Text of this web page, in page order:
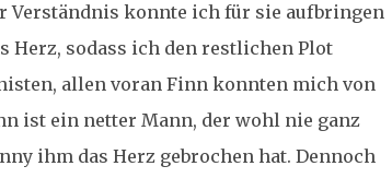
Verständnis konnte ich für sie aufbringen
sodass ich den restlichen Plot
allen voran Finn konnten mich von
ist ein netter Mann, der wohl nie ganz
ihm das Herz gebrochen hat. Dennoch